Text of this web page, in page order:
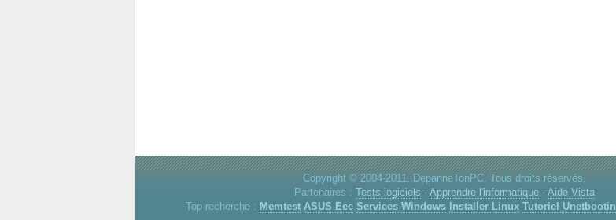
Copyright © 2004-2011. DepanneTonPC. Tous droits réservés.
Partenaires : Tests logiciels - Apprendre l'informatique- Aide Vista
Top recherche : Memtest ASUS Eee Services Windows Installer Linux Tutoriel Unetbootin